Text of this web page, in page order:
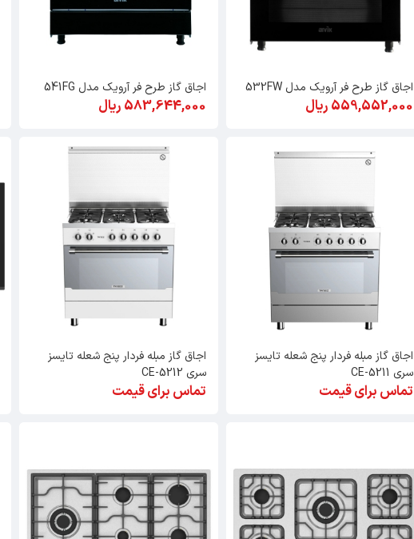
اجاق گاز طرح فر آرویک مدل 532FW
559,552,000 ریال
اجاق گاز طرح فر آرویک مدل 541FG
583,644,000 ریال
اجاق گاز مبله فردار پنج شعله تایسز
سری CE-5211
تماس برای قیمت
اجاق گاز مبله فردار پنج شعله تایسز
سری CE-5212
تماس برای قیمت